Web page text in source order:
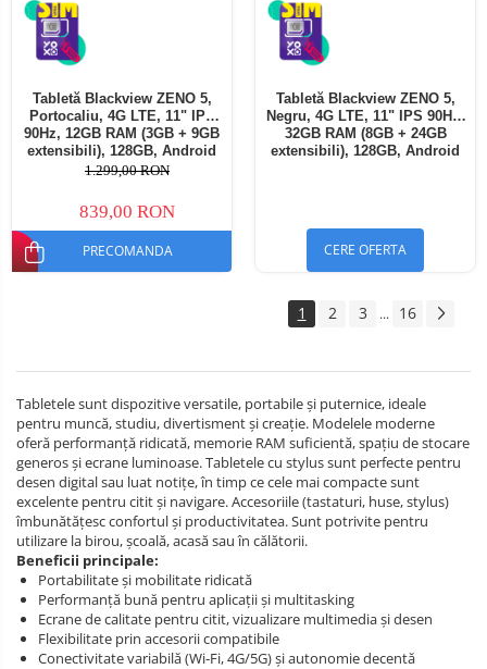
Tabletă Blackview ZENO 5,
Portocaliu, 4G LTE, 11" IPS
90Hz, 12GB RAM (3GB + 9GB
extensibili), 128GB, Android
16, Unisoc T7250, 8300mAh,
SIM
1.299,00 RON
839,00 RON
PRECOMANDA
Tabletă Blackview ZENO 5,
Negru, 4G LTE, 11" IPS 90Hz,
32GB RAM (8GB + 24GB
extensibili), 128GB, Android
CERE OFERTA
1 2 3 ... 16
Tabletele sunt dispozitive versatile, portabile și puternice, ideale
pentru muncă, studiu, divertisment și creație. Modelele moderne
oferă performanță ridicată, memorie RAM suficientă, spațiu de stocare
generos și ecrane luminoase. Tabletele cu stylus sunt perfecte pentru
desen digital sau luat notițe, în timp ce cele mai compacte sunt
excelente pentru citit și navigare. Accesoriile (tastaturi, huse, stylus)
îmbunătățesc confortul și productivitatea. Sunt potrivite pentru
utilizare la birou, școală, acasă sau în călătorii.
Beneficii principale:
Portabilitate și mobilitate ridicată
Performanță bună pentru aplicații și multitasking
Ecrane de calitate pentru citit, vizualizare multimedia și desen
Flexibilitate prin accesorii compatibile
Conectivitate variabilă (Wi‑Fi, 4G/5G) și autonomie decentă